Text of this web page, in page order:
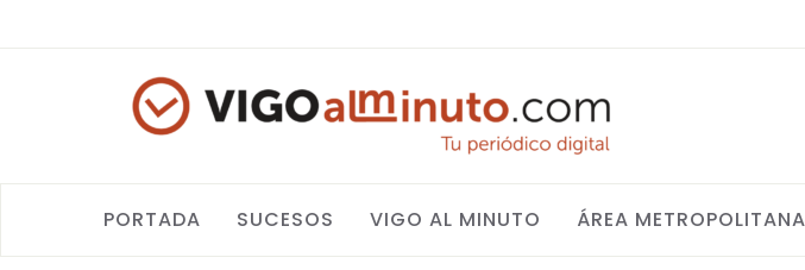
PORTADA SUCESOS VIGO AL MINUTO ÁREA METROPOLITANA